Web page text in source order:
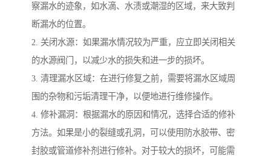
察漏水的迹象，如水滴、水渍或潮湿的区域，来大致判
断漏水的位置。
2. 关闭水源：如果漏水情况较为严重，应立即关闭相关
的水源阀门，以减少水的损失和进一步的损坏。
3. 清理漏水区域：在进行修复之前，需要将漏水区域周
围的杂物和污垢清理干净，以便地进行维修操作。
4. 修补漏洞：根据漏水的原因和情况，选择合适的修补
方法。如果是小的裂缝或孔洞，可以使用防水胶带、密
封胶或管道修补剂进行修补。对于较大的损坏，可能需